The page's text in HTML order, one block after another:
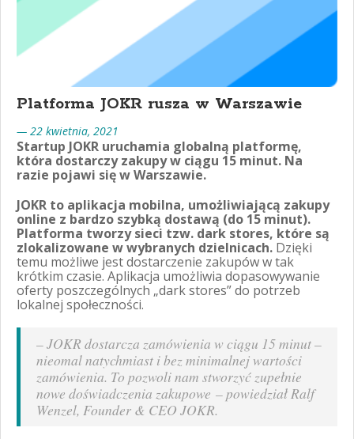
Platforma JOKR rusza w Warszawie
— 22 kwietnia, 2021
Startup JOKR uruchamia globalną platformę,
która dostarczy zakupy w ciągu 15 minut. Na
razie pojawi się w Warszawie.
JOKR to aplikacja mobilna, umożliwiającą zakupy
online z bardzo szybką dostawą (do 15 minut).
Platforma tworzy sieci tzw. dark stores, które są
zlokalizowane w wybranych dzielnicach. Dzięki
temu możliwe jest dostarczenie zakupów w tak
krótkim czasie. Aplikacja umożliwia dopasowywanie
oferty poszczególnych „dark stores” do potrzeb
lokalnej społeczności.
–JOKR dostarcza zamówienia w ciągu 15 minut –
nieomal natychmiast i bez minimalnej wartości
zamówienia. To pozwoli nam stworzyć zupełnie
nowe doświadczenia zakupowe – powiedział Ralf
Wenzel, Founder & CEO JOKR.